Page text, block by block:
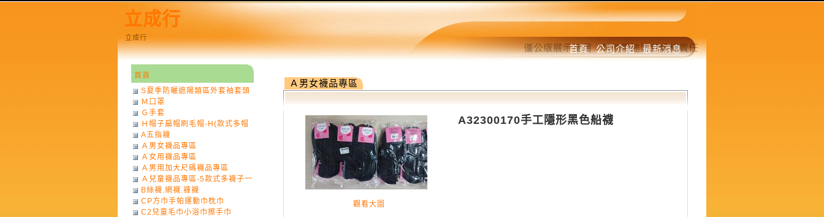
立成行
立成行
首頁 公司介紹 最新消息
Ａ男女襪品專區
觀看大圖
A32300170手工隱形黑色船襪
首頁
S夏季防曬遮陽類區外套袖套頭
巾
Ｍ口罩
Ｇ手套
Ｈ帽子扁帽刷毛帽-H(款式多帽
子一律不挑色)
A五指襪
Ａ男女襪品專區
Ａ女用襪品專區
Ａ男用加大尺碼襪品專區
Ａ兒童襪品專區-5款式多襪子一
律不挑款式花色)
B絲襪.網襪.褲襪
CP方巾手帕運動巾枕巾
C2兒童毛巾小浴巾擦手巾